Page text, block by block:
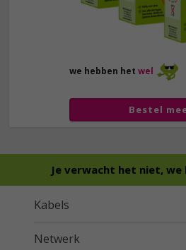
we hebben het wel
Bestel
Je verwacht het niet, we
Kabels
Netwerk